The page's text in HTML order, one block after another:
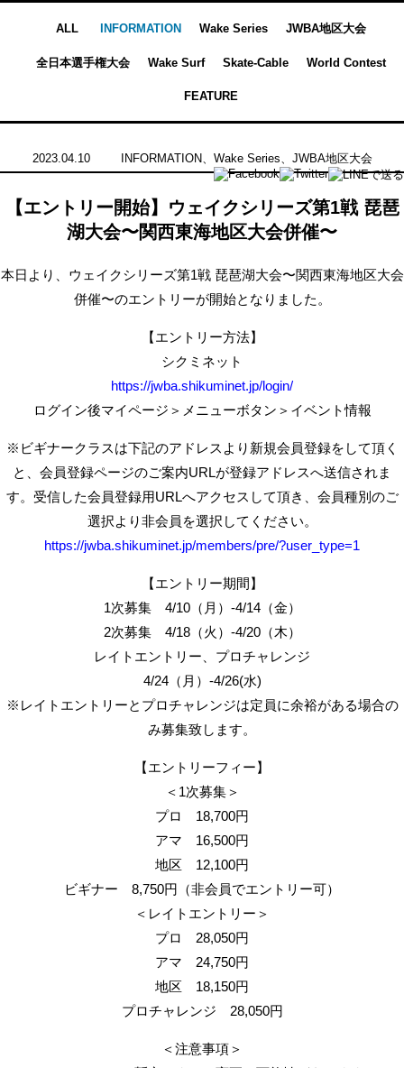
ALL INFORMATION Wake Series JWBA地区大会
全日本選手権大会 Wake Surf Skate-Cable World Contest
FEATURE
2023.04.10 INFORMATION、 Wake Series JWBA地区大会
【エントリー開始】ウェイクシリーズ第1戦 琵琶
湖大会〜関西東海地区大会併催〜
本日より、ウェイクシリーズ第1戦 琵琶湖大会〜関西東海地区大会
併催〜のエントリーが開始となりました。
【エントリー方法】
シクミネット
https://jwba.shikuminet.jp/login/
ログイン後マイページ＞メニューボタン＞イベント情報
※ビギナークラスは下記のアドレスより新規会員登録をして頂く
と、会員登録ページのご案内URLが登録アドレスへ送信されま
す。受信した会員登録用URLへアクセスして頂き、会員種別のご
選択より非会員を選択してください。
https://jwba.shikuminet.jp/members/pre/?user_type=1
【エントリー期間】
1次募集 4/10（月）-4/14（金）
2次募集 4/18（火）-4/20（木）
レイトエントリー、プロチャレンジ
4/24（月）-4/26(水)
※レイトエントリーとプロチャレンジは定員に余裕がある場合の
み募集致します。
【エントリーフィー】
＜1次募集＞
プロ 18,700円
アマ 16,500円
地区 12,100円
ビギナー 8,750円（非会員でエントリー可）
＜レイトエントリー＞
プロ 28,050円
アマ 24,750円
地区 18,150円
プロチャレンジ 28,050円
＜注意事項＞